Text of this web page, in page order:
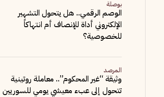
بوصلة
الوصم الرقمي.. هل يتحول التشهير
الإلكتروني أداة للإنصاف أم انتهاكاً
للخصوصية؟
المرصد
وثيقة “غير المحكوم”.. معاملة روتينية
تتحول إلى عبء معيشي يومي للسوريين